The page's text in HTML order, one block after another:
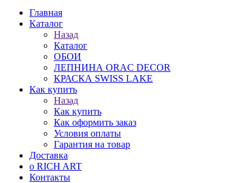
Главная
Каталог
Назад
Каталог
ОБОИ
ЛЕПНИНА ORAC DECOR
КРАСКА SWISS LAKE
Как купить
Назад
Как купить
Как оформить заказ
Условия оплаты
Гарантия на товар
Доставка
о RICH ART
Контакты